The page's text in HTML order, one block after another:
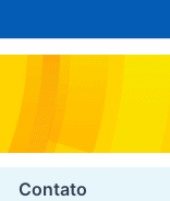
Contato